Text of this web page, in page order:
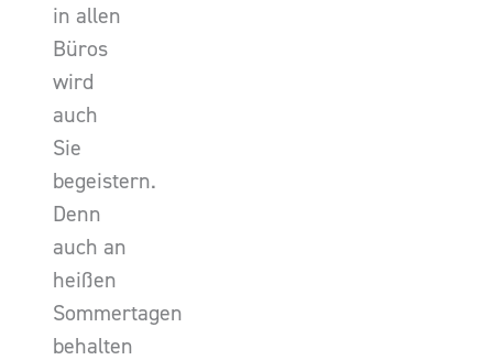
in allen
Büros
wird
auch
Sie
begeistern.
Denn
auch an
heißen
Sommertagen
behalten